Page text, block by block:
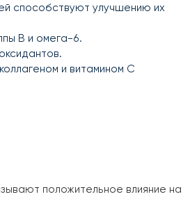
способствуют улучшению их
B и омега-6.
и витамином C
положительное влияние на